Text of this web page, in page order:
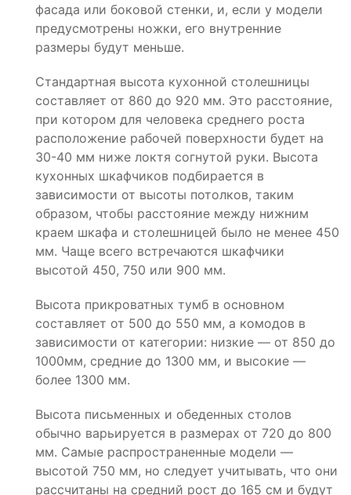
фасада или боковой стенки, и, если у модели
предусмотрены ножки, его внутренние
размеры будут меньше.
Стандартная высота кухонной столешницы
составляет от 860 до 920 мм. Это расстояние,
при котором для человека среднего роста
расположение рабочей поверхности будет на
30-40 мм ниже локтя согнутой руки. Высота
кухонных шкафчиков подбирается в
зависимости от высоты потолков, таким
образом, чтобы расстояние между нижним
краем шкафа и столешницей было не менее 450
мм. Чаще всего встречаются шкафчики
высотой 450, 750 или 900 мм.
Высота прикроватных тумб в основном
составляет от 500 до 550 мм, а комодов в
зависимости от категории: низкие — от 850 до
1000мм, средние до 1300 мм, и высокие —
более 1300 мм.
Высота письменных и обеденных столов
обычно варьируется в размерах от 720 до 800
мм. Самые распространенные модели —
высотой 750 мм, но следует учитывать, что они
рассчитаны на средний рост до 165 см и будут